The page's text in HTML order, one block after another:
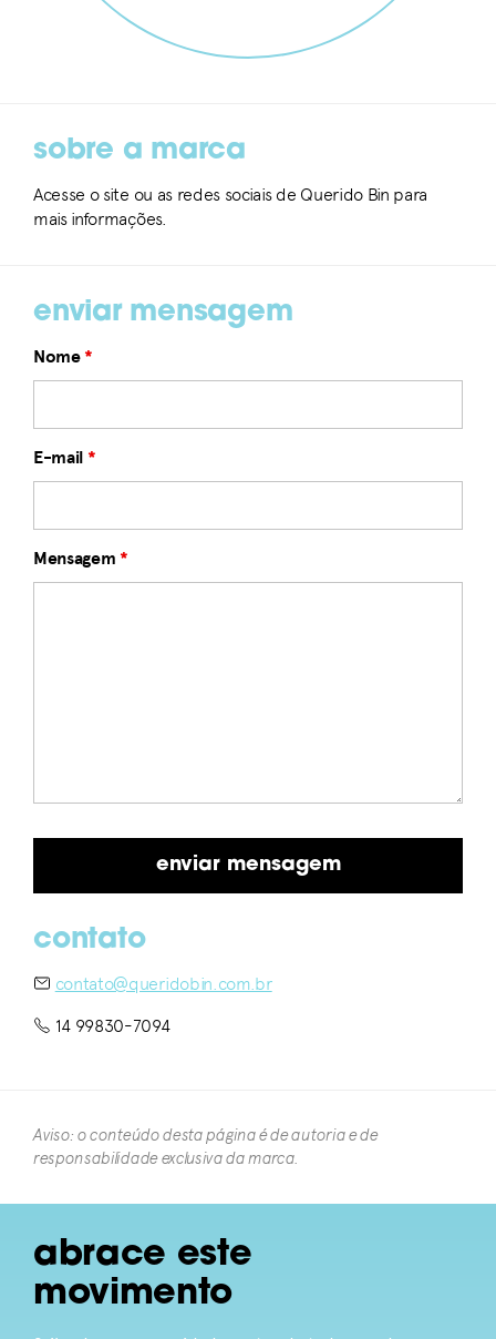
sobre a marca
Acesse o site ou as redes sociais de Querido Bin para
mais informações.
enviar mensagem
Nome *
E-mail *
Mensagem *
contato
contato@queridobin.com.br
14 99830-7094
Aviso: o conteúdo desta página é de autoria e de
responsabilidade exclusiva da marca.​
abrace este
movimento